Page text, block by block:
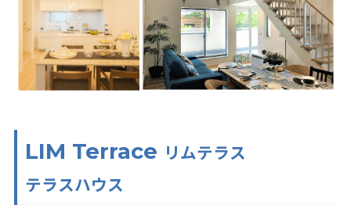
LIM Terrace リムテラス
テラスハウス